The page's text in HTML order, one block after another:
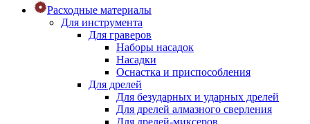
Расходные материалы
Для инструмента
Для граверов
Наборы насадок
Насадки
Оснастка и приспособления
Для дрелей
Для безударных и ударных дрелей
Для дрелей алмазного сверления
Для дрелей-миксеров